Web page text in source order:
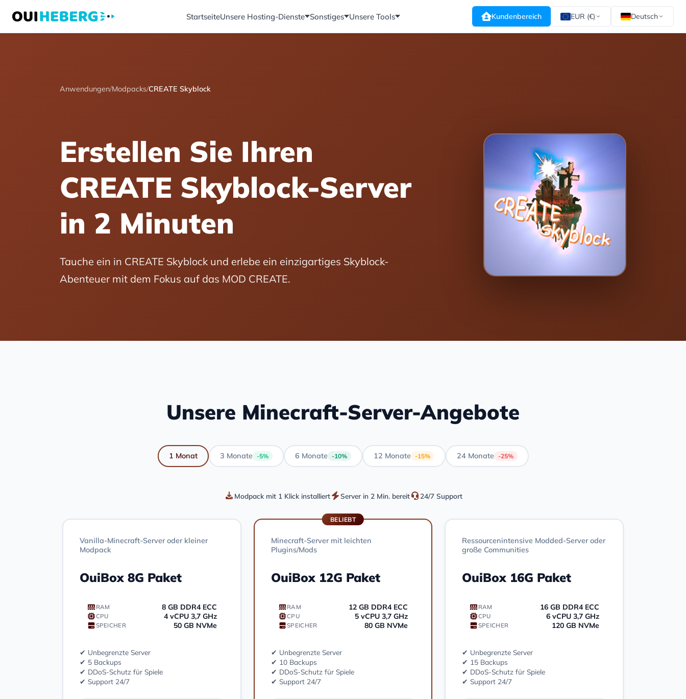
StartseiteUnsere Hosting-Dienste Sonstiges Unsere Tools Kundenbereich EUR (€) Deutsch
Anwendungen/Modpacks/CREATE Skyblock
Erstellen Sie Ihren
CREATE Skyblock-Server
in 2 Minuten
Tauche ein in CREATE Skyblock und erlebe ein einzigartiges Skyblock-
Abenteuer mit dem Fokus auf das MOD CREATE.
Unsere Minecraft-Server-Angebote
1 Monat 3 Monate -5% 6 Monate -10% 12 Monate -15% 24 Monate -25%
Modpack mit 1 Klick installiert Server in 2 Min. bereit 24/7 Support
Vanilla-Minecraft-Server oder kleiner
Modpack
OuiBox 8G Paket
RAM 8 GB DDR4 ECC
CPU 4 vCPU 3,7 GHz
SPEICHER 50 GB NVMe
✔ Unbegrenzte Server
✔ 5 Backups
✔ DDoS-Schutz für Spiele
✔ Support 24/7
BELIEBT
Minecraft-Server mit leichten
Plugins/Mods
OuiBox 12G Paket
RAM 12 GB DDR4 ECC
CPU 5 vCPU 3,7 GHz
SPEICHER 80 GB NVMe
✔ Unbegrenzte Server
✔ 10 Backups
✔ DDoS-Schutz für Spiele
✔ Support 24/7
Ressourcenintensive Modded-Server oder
große Communities
OuiBox 16G Paket
RAM 16 GB DDR4 ECC
CPU 6 vCPU 3,7 GHz
SPEICHER 120 GB NVMe
✔ Unbegrenzte Server
✔ 15 Backups
✔ DDoS-Schutz für Spiele
✔ Support 24/7